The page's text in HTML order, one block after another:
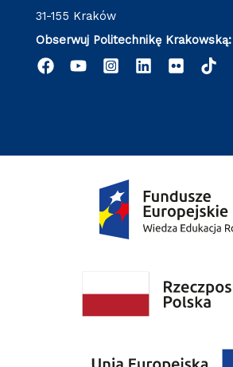
31-155 Kraków
Obserwuj Politechnikę Krakowską: